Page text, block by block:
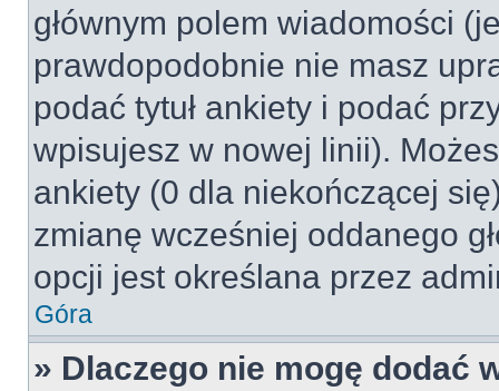
głównym polem wiadomości
prawdopodobnie nie masz
podać tytuł ankiety i podać
wpisujesz w nowej linii).
ankiety (0 dla niekończącej
zmianę wcześniej oddanego
opcji jest określana przez
Góra
» Dlaczego nie mogę dodać